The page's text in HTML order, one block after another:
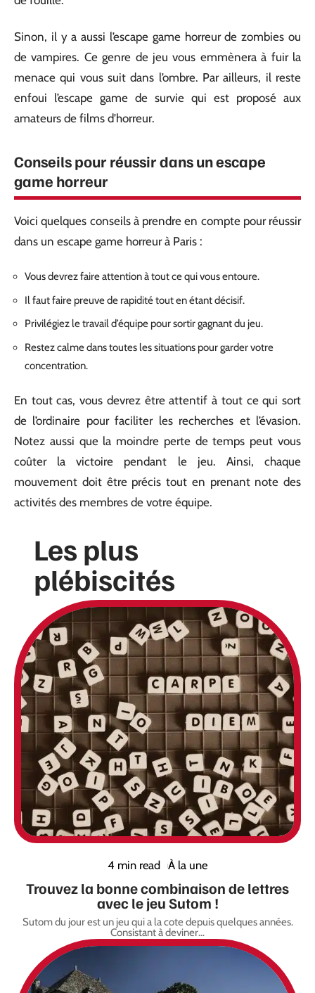
Sinon, il y a aussi l’escape game horreur de zombies ou
de vampires. Ce genre de jeu vous emmènera à fuir la
menace qui vous suit dans l’ombre. Par ailleurs, il reste
enfoui l’escape game de survie qui est proposé aux
amateurs de films d’horreur.
Conseils pour réussir dans un escape
game horreur
Voici quelques conseils à prendre en compte pour réussir
dans un escape game horreur à Paris :
Vous devrez faire attention à tout ce qui vous entoure.
Il faut faire preuve de rapidité tout en étant décisif.
Privilégiez le travail d’équipe pour sortir gagnant du jeu.
Restez calme dans toutes les situations pour garder votre
concentration.
En tout cas, vous devrez être attentif à tout ce qui sort
de l’ordinaire pour faciliter les recherches et l’évasion.
Notez aussi que la moindre perte de temps peut vous
coûter la victoire pendant le jeu. Ainsi, chaque
mouvement doit être précis tout en prenant note des
activités des membres de votre équipe.
Les plus
plébiscités
4 min read À la une
Trouvez la bonne combinaison de lettres
avec le jeu Sutom !
Sutom du jour est un jeu qui a la cote depuis quelques années.
Consistant à deviner…